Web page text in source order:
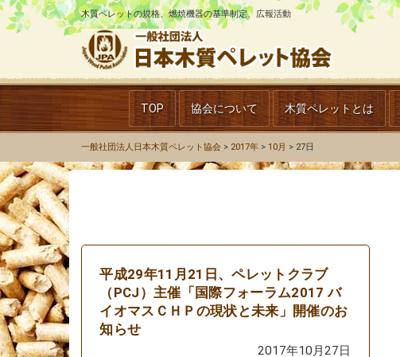
木質ペレットの規格、燃焼機器の基準制定、広報活動
TOP 協会について 木質ペレットとは
一般社団法人日本木質ペレット協会 > 2017年 > 10月 > 27日
平成29年11月21日、ペレットクラブ
（PCJ）主催「国際フォーラム2017 バ
イオマスＣＨＰの現状と未来」開催のお
知らせ
2017年10月27日